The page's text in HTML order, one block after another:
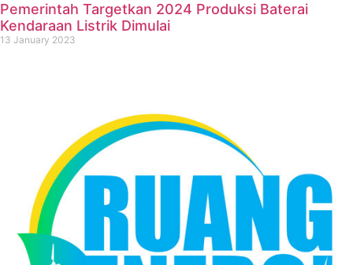
Pemerintah Targetkan 2024 Produksi Baterai
Kendaraan Listrik Dimulai
13 January 2023